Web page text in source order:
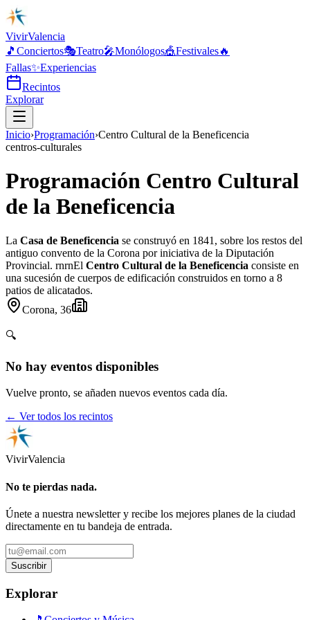
VivirValencia
🎵 Conciertos🎭Teatro🎤Monólogos🎪Festivales🔥
Fallas✨Experiencias
Recintos
Explorar
Inicio›Programación›Centro Cultural de la Beneficencia
centros-culturales
Programación Centro Cultural
de la Beneficencia
La Casa de Beneficencia se construyó en 1841, sobre los restos del
antiguo convento de la Corona por iniciativa de la Diputación
Provincial. rnrnEl Centro Cultural de la Beneficencia consiste en
una sucesión de cuerpos de edificación construidos en torno a 8
patios de alicatados.
Corona, 36
🔍
No hay eventos disponibles
Vuelve pronto, se añaden nuevos eventos cada día.
← Ver todos los recintos
VivirValencia
No te pierdas nada.
Únete a nuestra newsletter y recibe los mejores planes de la ciudad
directamente en tu bandeja de entrada.
Suscribir
Explorar